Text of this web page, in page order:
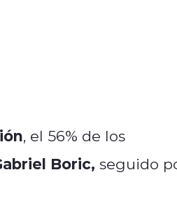
, el 56% de los
Boric, seguido